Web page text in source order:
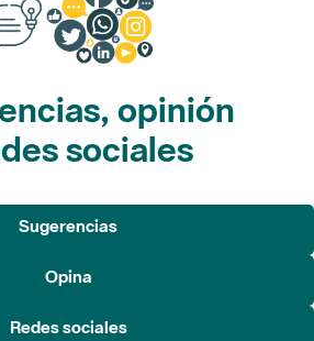
opinión
sociales
Sugerencias
Opina
Redes sociales